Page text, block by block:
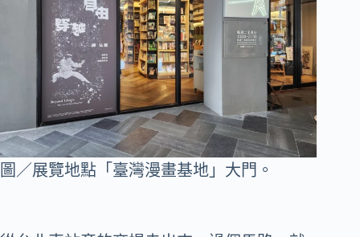
圖／展覽地點「臺灣漫畫基地」大門。